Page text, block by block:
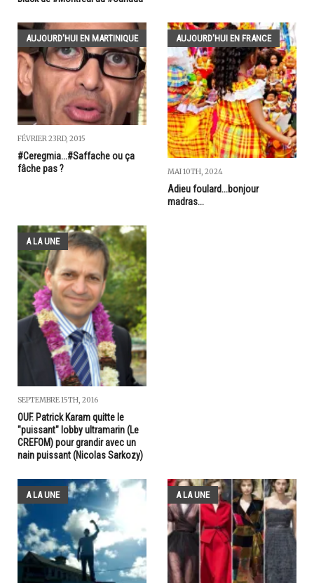
AUJOURD'HUI EN MARTINIQUE
FÉVRIER 23RD, 2015
#Ceregmia...#Saffache ou ça
fâche pas ?
AUJOURD'HUI EN FRANCE
MAI 10TH, 2024
Adieu foulard...bonjour
madras...
A LA UNE
SEPTEMBRE 15TH, 2016
OUF. Patrick Karam quitte le
"puissant" lobby ultramarin (Le
CREFOM) pour grandir avec un
nain puissant (Nicolas Sarkozy)
A LA UNE A LA UNE